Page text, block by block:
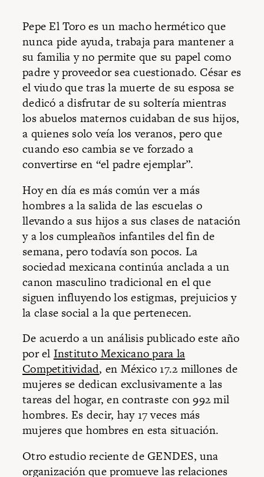
Pepe El Toro es un macho hermético que
nunca pide ayuda, trabaja para mantener a
su familia y no permite que su papel como
padre y proveedor sea cuestionado. César es
el viudo que tras la muerte de su esposa se
dedicó a disfrutar de su soltería mientras
los abuelos maternos cuidaban de sus hijos,
a quienes solo veía los veranos, pero que
cuando eso cambia se ve forzado a
convertirse en “el padre ejemplar”.
Hoy en día es más común ver a más
hombres a la salida de las escuelas o
llevando a sus hijos a sus clases de natación
y a los cumpleaños infantiles del fin de
semana, pero todavía son pocos. La
sociedad mexicana continúa anclada a un
canon masculino tradicional en el que
siguen influyendo los estigmas, prejuicios y
la clase social a la que pertenecen.
De acuerdo a un análisis publicado este año
por el Instituto Mexicano para la
Competitividad, en México 17.2 millones de
mujeres se dedican exclusivamente a las
tareas del hogar, en contraste con 992 mil
hombres. Es decir, hay 17 veces más
mujeres que hombres en esta situación.
Otro estudio reciente de GENDES, una
organización que promueve las relaciones